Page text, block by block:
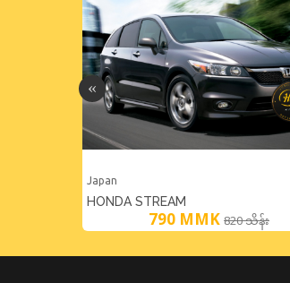
Japan
HONDA STREAM
790 MMK 820 သိန်း